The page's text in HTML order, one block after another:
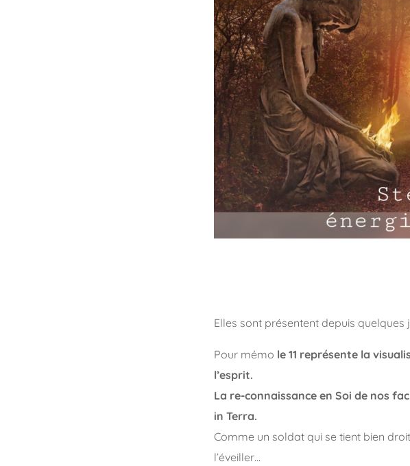
Elles sont présentent depuis
Pour mémo le 11 représente la
l’esprit.
La re-connaissance en Soi de nos
in Terra.
Comme un soldat qui se tient bien
l’éveiller…